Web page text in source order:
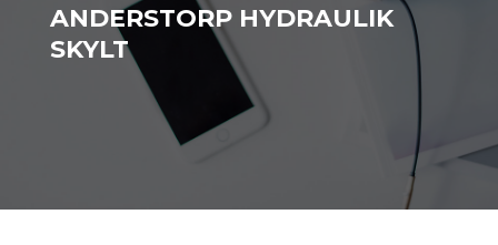
ANDERSTORP HYDRAULIK
SKYLT